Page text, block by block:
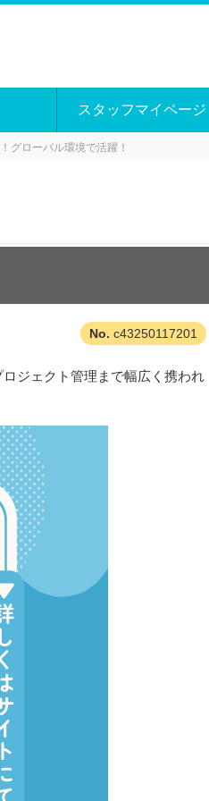
スタッフマイページ
グローバル環境で活躍！
c43250117201
ジェクト管理まで幅広く携われ